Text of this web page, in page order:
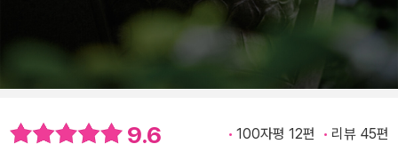
9.6 100자평 12편 리뷰 45편